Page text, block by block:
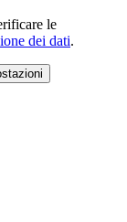
le
dei dati.